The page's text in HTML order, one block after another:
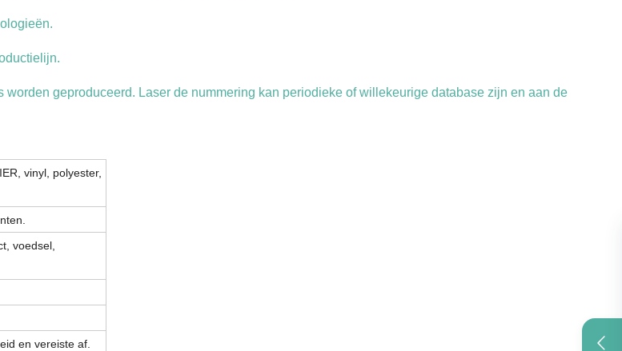
geproduceerd. Laser de nummering kan periodieke of willekeurige database zijn en aan de
vinyl, polyester,
voedsel,
en vereiste af.